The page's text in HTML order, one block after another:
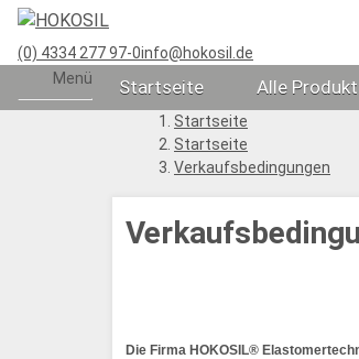
(0) 4334 277 97-0info@hokosil.de
Menü Startseite Alle
Startseite
Startseite
Verkaufsbedingungen
Die Firma HOKOSIL®